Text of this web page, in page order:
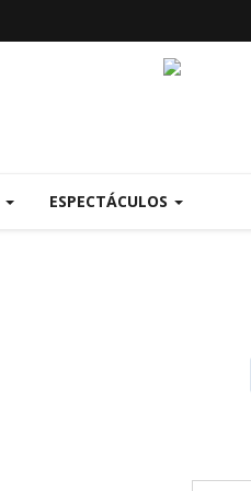
ESPECTÁCULOS